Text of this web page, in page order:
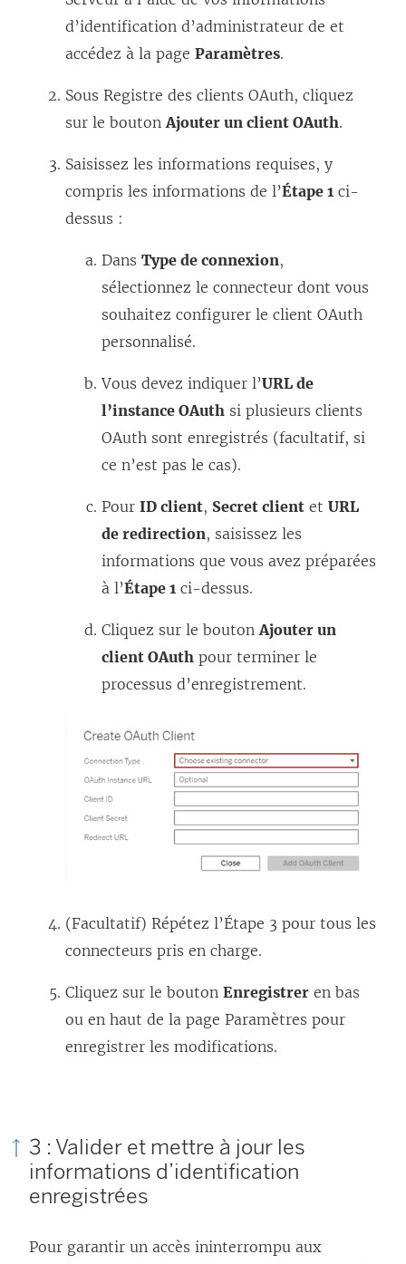
d’identification d’administrateur de et
accédez à la page Paramètres.
Sous Registre des clients OAuth, cliquez
sur le boutonAjouter un client OAuth.
Saisissez les informations requises, y
compris les informations de l’Étape 1 ci-
dessus :
Dans Type de connexion,
sélectionnez le connecteur dont vous
souhaitez configurer le client OAuth
personnalisé.
Vous devez indiquer l’URL de
l’instance OAuth si plusieurs clients
OAuth sont enregistrés (facultatif, si
ce n’est pas le cas).
Pour ID client, Secret client et URL
de redirection, saisissez les
informations que vous avez préparées
à l’Étape 1 ci-dessus.
Cliquez sur le boutonAjouter un
client OAuth pour terminer le
processus d’enregistrement.
(Facultatif) Répétez l’Étape 3 pour tous les
connecteurs pris en charge.
Cliquez sur le bouton Enregistrer en bas
ou en haut de la page Paramètres pour
enregistrer les modifications.
3 : Valider et mettre à jour les
informations d’identification
enregistrées
Pour garantir un accès ininterrompu aux